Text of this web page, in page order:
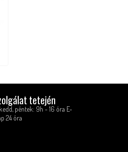
tetején
péntek: 9h - 16 óra E-
24 óra